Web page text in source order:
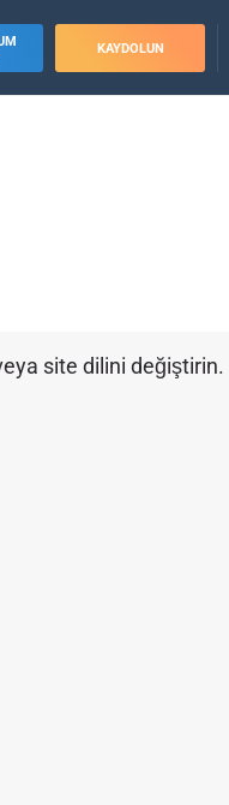
KAYDOLUN